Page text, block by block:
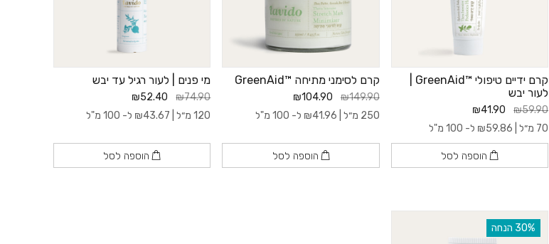
לעור יבש
₪59.90
₪41.90
70 מ״ל |
₪59.86 ל- 100 מ"ל
הוספה לסל
קרם לסימני מתיחה ™GreenAid
₪149.90
₪104.90
250 מ״ל |
₪41.96 ל- 100 מ"ל
הוספה לסל
מי פנים | לעור רגיל עד יבש
₪74.90
₪52.40
120 מ״ל |
₪43.67 ל- 100 מ"ל
הוספה לסל
‫30% הנחה